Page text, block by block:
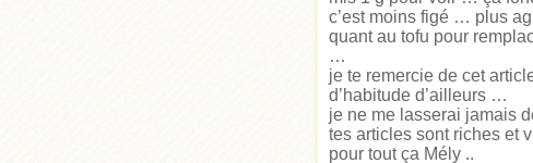
c’est moins figé … plus
quant au tofu pour
…
je te remercie de cet
d’habitude d’ailleurs …
je ne me lasserai jamais
tes articles sont riches et
pour tout ça Mély ..